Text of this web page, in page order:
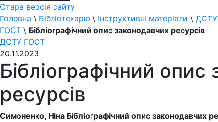
Стара версія сайту
Головна \ Бібліотекарю \ Інструктивні матеріали \ ДСТУ
ГОСТ \ Бібліографічний опис законодавчих ресурсів
ДСТУ ГОСТ
20.11.2023
Бібліографічний
ресурсів
Симоненко, Ніна Бібліографічний опис законодавчих